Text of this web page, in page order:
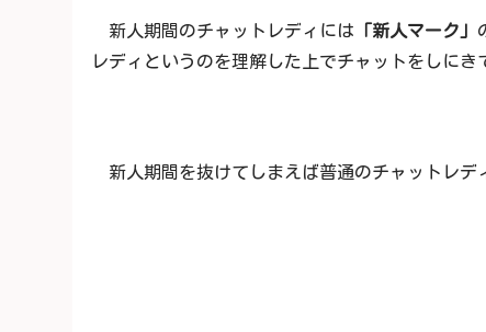
新人期間のチャットレディには 「新人マーク」
レディというのを理解した上でチャットをしにき
新人期間を抜けてしまえば普通のチャットレ